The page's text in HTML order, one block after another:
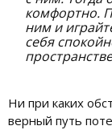
комфортно.
ним и
себя
Ни при каких
верный путь